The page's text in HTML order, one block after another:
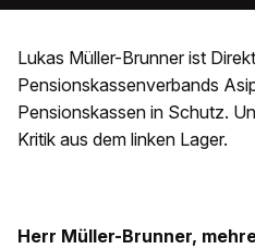
Lukas Müller-Brunner ist
Pensionskassenverbands
Pensionskassen in Schutz.
Kritik aus dem linken Lager.
Herr Müller-Brunner,